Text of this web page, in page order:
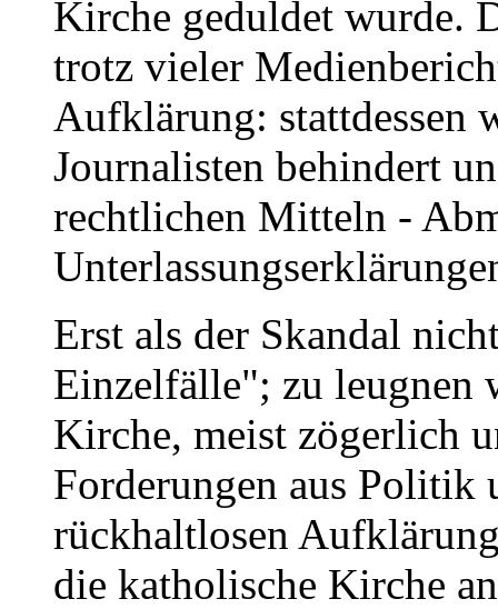
Kirche geduldet wurde.
trotz vieler
Aufklärung: stattdessen
Journalisten behindert
rechtlichen Mitteln -
Erst als der Skandal
Einzelfälle"; zu leugnen
Kirche, meist zögerlich
Forderungen aus Politik
rückhaltlosen
die katholische Kirche